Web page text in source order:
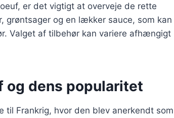
er det vigtigt at overveje de rette
grøntsager og en lækker sauce, som kan
Valget af tilbehør kan variere afhængigt
og dens popularitet
til Frankrig, hvor den blev anerkendt som